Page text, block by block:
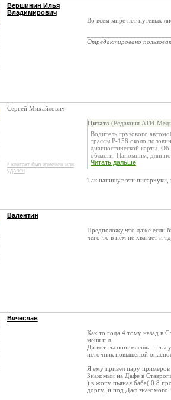
Вершинин Илья
Владимирович
Во всем мире нет путевых
Отредактировано
Сергей Михайлович
* контакт был изменен или
удален
Цитата (Редакция АТИ-
Водитель грузового
трассы Р-158 около
диагностической карты.
области. Напомним,
Читать дальше
Так напишут эти писарчуки,
Валентин
Предположу,что даже если
чего-то в нём не хватает и
Вячеслав
Как то года 4 тому назад в
меня п.л.
Да вот ты понимаешь .....ты
источник повышеной
Я ему привел пару примеров
Знакомый на Дафе в
) в жопу пьяная баба( 0.8
доргу ,и под Даф знакомого